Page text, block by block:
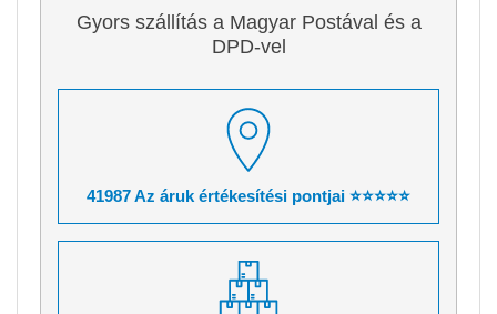
Gyors szállítás a Magyar Postával és a
DPD-vel
41987 Az áruk értékesítési pontjai ⭐⭐⭐⭐⭐